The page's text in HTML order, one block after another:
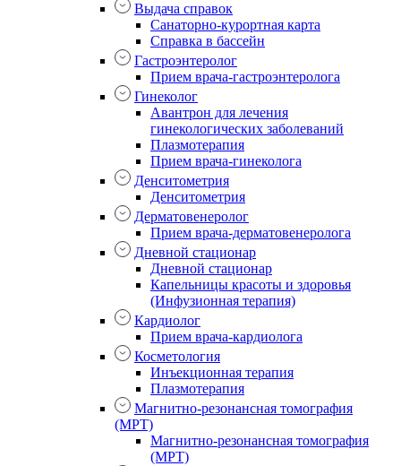
Выдача справок
Санаторно-курортная карта
Справка в бассейн
Гастроэнтеролог
Прием врача-гастроэнтеролога
Гинеколог
Авантрон для лечения
гинекологических заболеваний
Плазмотерапия
Прием врача-гинеколога
Денситометрия
Денситометрия
Дерматовенеролог
Прием врача-дерматовенеролога
Дневной стационар
Дневной стационар
Капельницы красоты и здоровья
(Инфузионная терапия)
Кардиолог
Прием врача-кардиолога
Косметология
Инъекционная терапия
Плазмотерапия
Магнитно-резонансная томография
(МРТ)
Магнитно-резонансная томография
(МРТ)